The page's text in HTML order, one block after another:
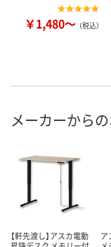
￥1,480～ （税込）
メーカーから
【軒先渡し】アスカ電動
ア